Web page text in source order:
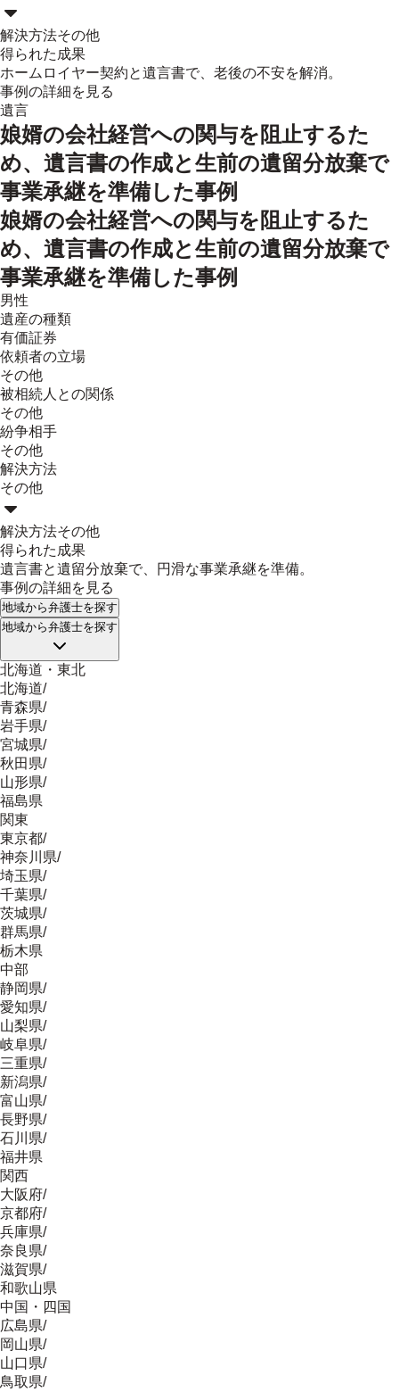
解決方法その他
得られた成果
ホームロイヤー契約と遺言書で、老後の不安を解消。
事例の詳細を見る
遺言
娘婿の会社経営への関与を阻止するた
め、遺言書の作成と生前の遺留分放棄で
事業承継を準備した事例
娘婿の会社経営への関与を阻止するた
め、遺言書の作成と生前の遺留分放棄で
事業承継を準備した事例
男性
遺産の種類
有価証券
依頼者の立場
その他
被相続人との関係
その他
紛争相手
その他
解決方法
その他
解決方法その他
得られた成果
遺言書と遺留分放棄で、円滑な事業承継を準備。
事例の詳細を見る
地域から弁護士を探す
地域から弁護士を探す
北海道・東北
北海道/
青森県/
岩手県/
宮城県/
秋田県/
山形県/
福島県
関東
東京都/
神奈川県/
埼玉県/
千葉県/
茨城県/
群馬県/
栃木県
中部
静岡県/
愛知県/
山梨県/
岐阜県/
三重県/
新潟県/
富山県/
長野県/
石川県/
福井県
関西
大阪府/
京都府/
兵庫県/
奈良県/
滋賀県/
和歌山県
中国・四国
広島県/
岡山県/
山口県/
鳥取県/